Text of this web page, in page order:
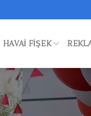
HAVAI FIŞEK